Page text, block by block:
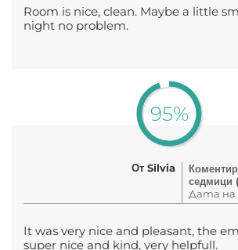
Room is nice, clean. Maybe a little
night no problem.
95%
От Silvia
седмици
Дата на
It was very nice and pleasant, the
super nice and kind, very helpfull.